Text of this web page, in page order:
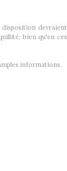
devraient
bien qu'en ces
informations.